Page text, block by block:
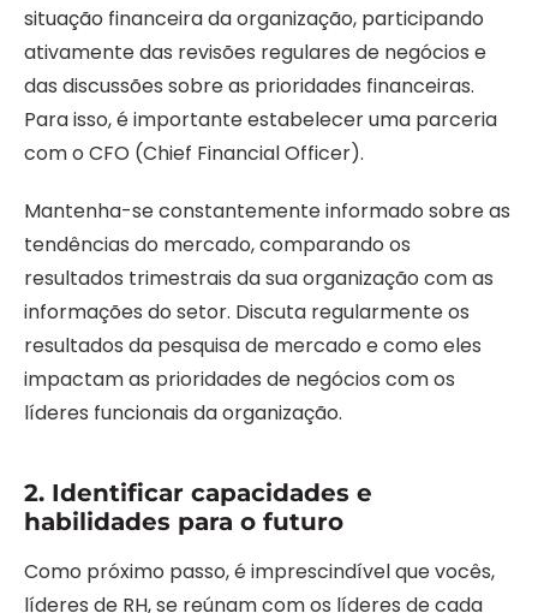
situação financeira da organização, participando
ativamente das revisões regulares de negócios e
das discussões sobre as prioridades financeiras.
Para isso, é importante estabelecer uma parceria
com o CFO (Chief Financial Officer).
Mantenha-se constantemente informado sobre as
tendências do mercado, comparando os
resultados trimestrais da sua organização com as
informações do setor. Discuta regularmente os
resultados da pesquisa de mercado e como eles
impactam as prioridades de negócios com os
líderes funcionais da organização.
2. Identificar capacidades e
habilidades para o futuro
Como próximo passo, é imprescindível que vocês,
líderes de RH, se reúnam com os líderes de cada